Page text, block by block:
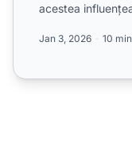
acestea
Jan 3, 2026 10